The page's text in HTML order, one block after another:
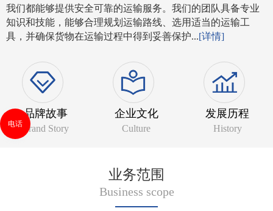
我们都能够提供安全可靠的运输服务。我们的团队具备专业
知识和技能，能够合理规划运输路线、选用适当的运输工
具，并确保货物在运输过程中得到妥善保护...[详情]
品牌故事
Brand Story
企业文化
Culture
发展历程
History
业务范围
Business scope
电话